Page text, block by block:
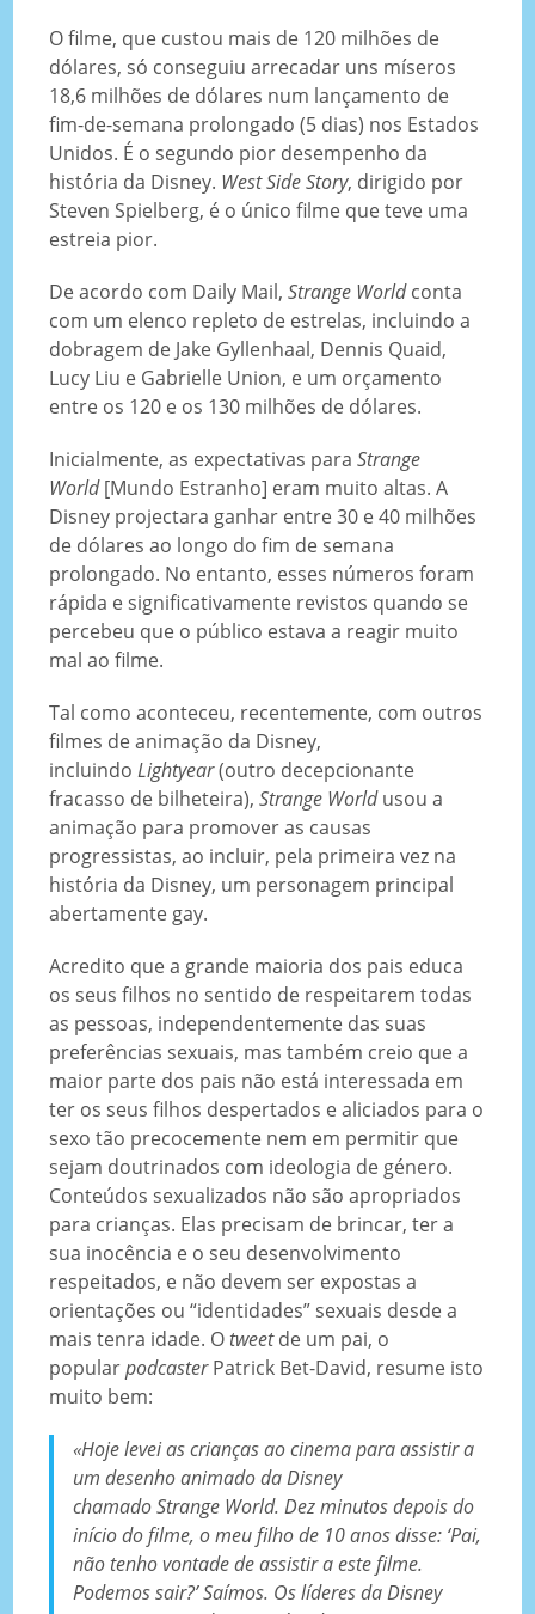
O filme, que custou mais de 120 milhões de
dólares, só conseguiu arrecadar uns míseros
18,6 milhões de dólares num lançamento de
fim-de-semana prolongado (5 dias) nos Estados
Unidos. É o segundo pior desempenho da
história da Disney. West Side Story, dirigido por
Steven Spielberg, é o único filme que teve uma
estreia pior.
De acordo com Daily Mail,Strange Worldconta
com um elenco repleto de estrelas, incluindo a
dobragem de Jake Gyllenhaal, Dennis Quaid,
Lucy Liu e Gabrielle Union, e um orçamento
entre os 120 e os 130 milhões de dólares.
Inicialmente, as expectativas paraStrange
World[Mundo Estranho] eram muito altas. A
Disney projectara ganhar entre 30 e 40 milhões
de dólares ao longo do fim de semana
prolongado. No entanto, esses números foram
rápida e significativamente revistos quando se
percebeu que o público estava a reagir muito
mal ao filme.
Tal como aconteceu, recentemente, com outros
filmes de animação da Disney,
incluindoLightyear(outro decepcionante
fracasso de bilheteira),Strange Worldusou a
animação para promover as causas
progressistas, ao incluir, pela primeira vez na
história da Disney, um personagem principal
abertamente gay.
Acredito que a grande maioria dos pais educa
os seus filhos no sentido de respeitarem todas
as pessoas, independentemente das suas
preferências sexuais, mas também creio que a
maior parte dos pais não está interessada em
ter os seus filhos despertados e aliciados para o
sexo tão precocemente nem em permitir que
sejam doutrinados com ideologia de género.
Conteúdos sexualizados não são apropriados
para crianças. Elas precisam de brincar, ter a
sua inocência e o seu desenvolvimento
respeitados, e não devem ser expostas a
orientações ou “identidades” sexuais desde a
mais tenra idade. Otweetde um pai, o
popularpodcasterPatrick Bet-David, resume isto
muito bem:
«Hoje levei as crianças ao cinema para assistir a
um desenho animado da Disney
chamadoStrange World. Dez minutos depois do
início do filme, o meu filho de 10 anos disse: ‘Pai,
não tenho vontade de assistir a este filme.
Podemos sair?’ Saímos. Os líderes da Disney